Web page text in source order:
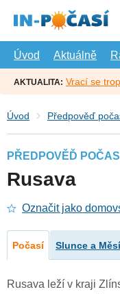
hlavní
Úvod
Aktuálně
AKTUALITA: Vrací se
Úvod Předpověď
PŘEDPOVĚĎ POČASÍ
Rusava
Označit jako
Počasí Slunce a
Rusava leží v kraji